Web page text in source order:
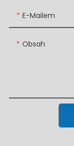
E-Mailem
Obsah